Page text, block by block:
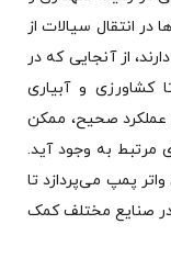
انتقال سیالات از
از آنجایی که در
کشاورزی و آبیاری
عملکرد صحیح، ممکن
مرتبط به وجود آید.
پمپ می‌پردازد تا
صنایع مختلف کمک